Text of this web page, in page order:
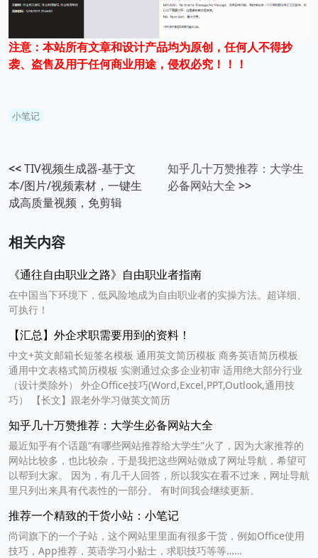
注意：本站所有文章和设计产品均为原创，任何人不得抄
袭、盗售及用于任何商业用途，侵权必究！！！
小笔记
<<TIV视频生成器-基于文
本/图片/视频素材，一键生
成高质量视频，免剪辑
知乎几十万赞推荐：大学生
必备网站大全 >>
相关内容
《通往自由职业之路》自由职业者指南
在中国当下环境下，低风险地成为自由职业者的实操方法。超详细、
可执行！
【汇总】外企求职需要用到的资料！
中文+英文邮箱长短签名模板 通用英文简历模板 商务英语简历模板
通用中文表格式简历模板 实测通过众多企业初审 适用绝大部分行业
（设计类除外） 外企Office技巧(Word,Excel,PPT,Outlook,通用技
巧） 【长文】跟老外学习做英文简历
知乎几十万赞推荐：大学生必备网站大全
最近知乎有个话题“有哪些网站推荐给大学生”火了，因为大家推荐的
网站比较多，也比较杂，于是我把这些网站做成了网址导航，希望可
以帮到大家。 因为，有几千人回答，所以我实在看不过来，网址导航
里只列出来具有代表性的一部分。 有时间我会继续更新。
推荐一个精致的干货小站：小笔记
尚词旗下的一个子站，这个网站里里面有很多干货，例如Office使用
技巧，App推荐，英语学习小贴士，求职技巧等等……